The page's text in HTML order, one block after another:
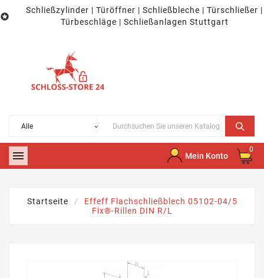

Schließzylinder | Türöffner | Schließbleche | Türschließer |
Türbeschläge | Schließanlagen Stuttgart
 Mein Konto
0
Startseite
Effeff Flachschließblech 05102-04/5
Fix®-Rillen DIN R/L